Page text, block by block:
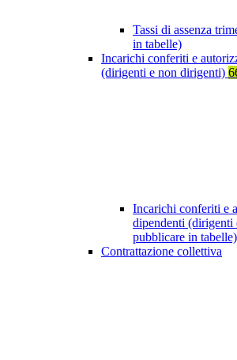
Tassi di assenza
in tabelle)
Incarichi conferiti e
(dirigenti e non dirigenti)
Incarichi conferiti e
dipendenti (dirigenti
pubblicare in tabelle)
Contrattazione collettiva